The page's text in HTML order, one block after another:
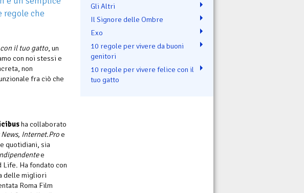
regole che
il tuo gatto, un
con noi stessi e
non
fra ciò che
ha collaborato
Internet.Proe
quotidiani, sia
e
Ha fondato con
delle migliori
Roma Film
Gli Altri
Il Signore delle Ombre
Exo
10 regole per vivere da buoni
genitori
10 regole per vivere felice con il
tuo gatto